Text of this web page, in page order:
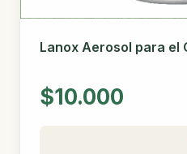
Lanox Aerosol para el
$10.000